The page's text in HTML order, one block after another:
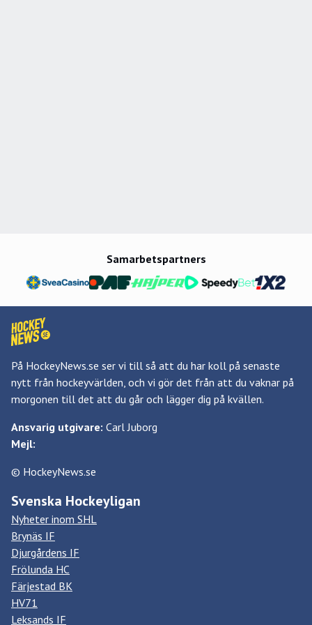
Samarbetspartners
På HockeyNews.se ser vi till så att du har koll på senaste
nytt från hockeyvärlden, och vi gör det från att du vaknar på
morgonen till det att du går och lägger dig på kvällen.
Ansvarig utgivare: Carl Juborg
Mejl:
© HockeyNews.se
Svenska Hockeyligan
Nyheter inom SHL
Brynäs IF
Djurgårdens IF
Frölunda HC
Färjestad BK
HV71
Leksands IF